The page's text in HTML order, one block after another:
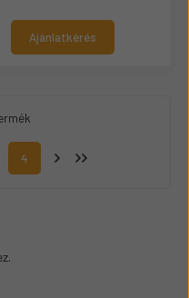
Ajánlatkérés
4